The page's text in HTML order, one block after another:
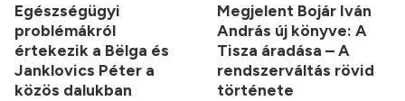
Egészségügyi
problémákról
értekezik a Bëlga és
Janklovics Péter a
közös dalukban
Megjelent Bojár Iván
András új könyve: A
Tisza áradása – A
rendszerváltás rövid
története